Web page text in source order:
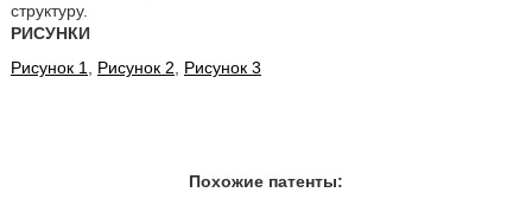
структуру.
РИСУНКИ
Рисунок 1
Рисунок 2 Рисунок 3
Похожие патенты: